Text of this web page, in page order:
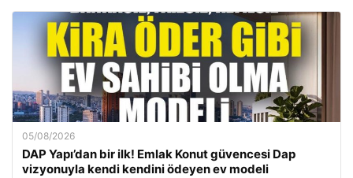
05/08/2026
DAP Yapı’dan bir ilk! Emlak Konut güvencesi Dap
vizyonuyla kendi kendini ödeyen ev modeli